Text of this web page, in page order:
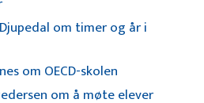
om timer og år i
om OECD-skolen
om å møte elever